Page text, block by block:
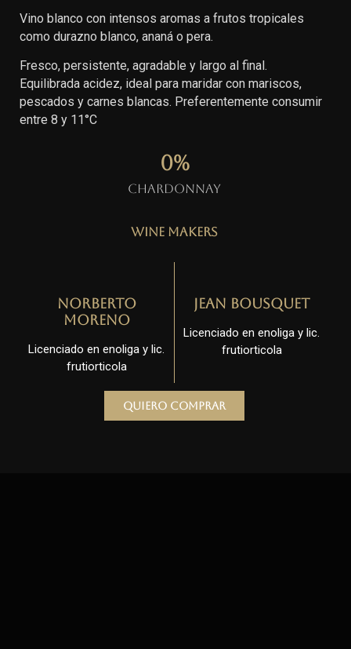
Vino blanco con intensos aromas a frutos tropicales
como durazno blanco, ananá o pera.
Fresco, persistente, agradable y largo al final.
Equilibrada acidez, ideal para maridar con mariscos,
pescados y carnes blancas. Preferentemente consumir
entre 8 y 11°C
Chardonnay
0%
Wine Makers
Norberto
Moreno
Licenciado en enoliga y lic.
frutiorticola
Jean Bousquet
Licenciado en enoliga y lic.
frutiorticola
Quiero comprar